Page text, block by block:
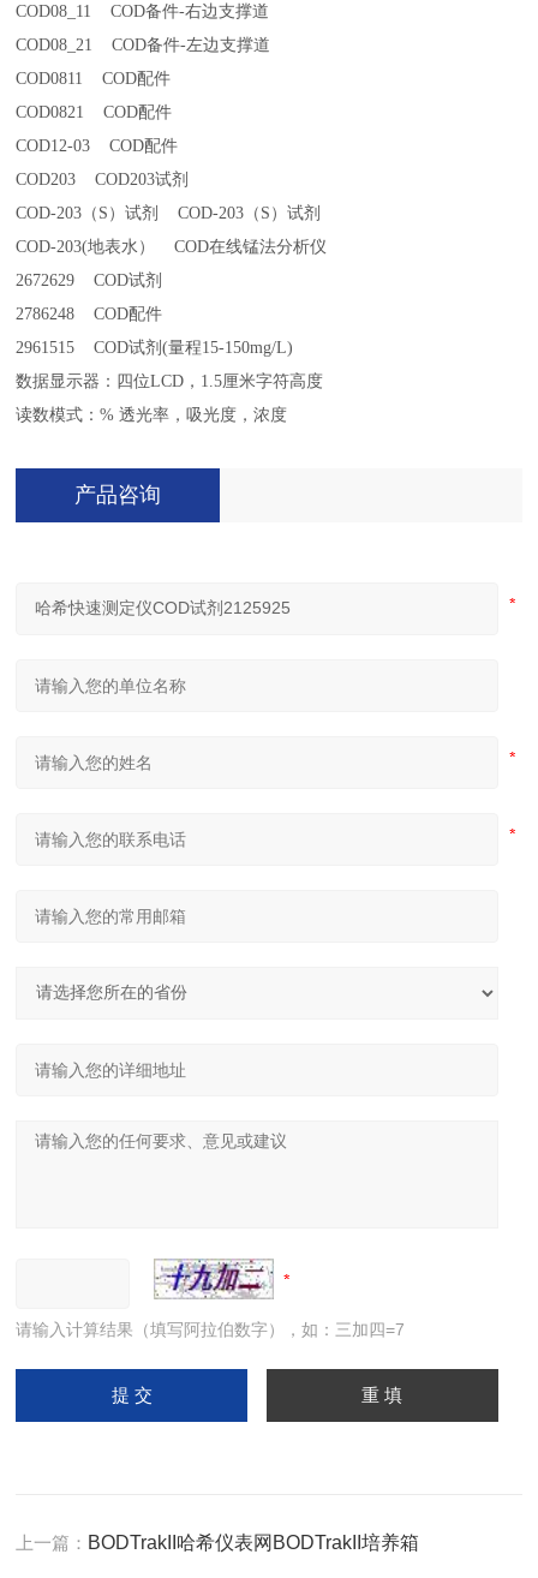
COD08_11 COD备件-右边支撑道
COD08_21 COD备件-左边支撑道
COD0811 COD配件
COD0821 COD配件
COD12-03 COD配件
COD203 COD203试剂
COD-203（S）试剂 COD-203（S）试剂
COD-203(地表水） COD在线锰法分析仪
2672629 COD试剂
2786248 COD配件
2961515 COD试剂(量程15-150mg/L)
数据显示器：四位LCD，1.5厘米字符高度
读数模式：% 透光率，吸光度，浓度
产品咨询
请输入计算结果（填写阿拉伯数字），如：三加四=7
上一篇： BODTrakII哈希仪表网BODTrakII培养箱